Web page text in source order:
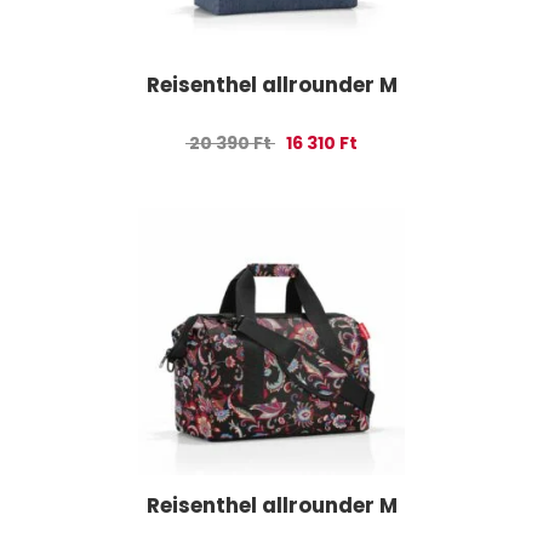
Reisenthel allrounder M
20 390Ft Original price was: 20 390 Ft.
16 310 Ft
Reisenthel allrounder M